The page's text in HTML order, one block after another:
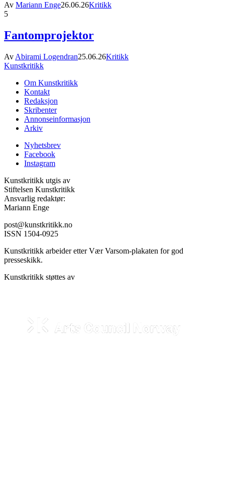
Av Mariann Enge26.06.26Kritikk
5
Fantomprojektor
Av Abirami Logendran25.06.26Kritikk
Kunstkritikk
Om Kunstkritikk
Kontakt
Redaksjon
Skribenter
Annonseinformasjon
Arkiv
Nyhetsbrev
Facebook
Instagram
Kunstkritikk utgis av
Stiftelsen Kunstkritikk
Ansvarlig redaktør:
Mariann Enge
post@kunstkritikk.no
ISSN 1504-0925
Kunstkritikk arbeider etter Vær Varsom-plakaten for god
presseskikk.
Kunstkritikk støttes av